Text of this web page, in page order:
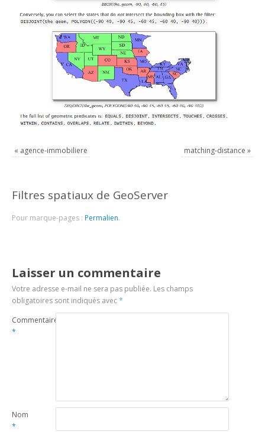
« agence-immobiliere matching-distance »
Filtres spatiaux de GeoServer
Pour marque-pages : Permalien.
Laisser un commentaire
Votre adresse e-mail ne sera pas publiée. Les champs
obligatoires sont indiqués avec*
Commentaire
*
Nom
*